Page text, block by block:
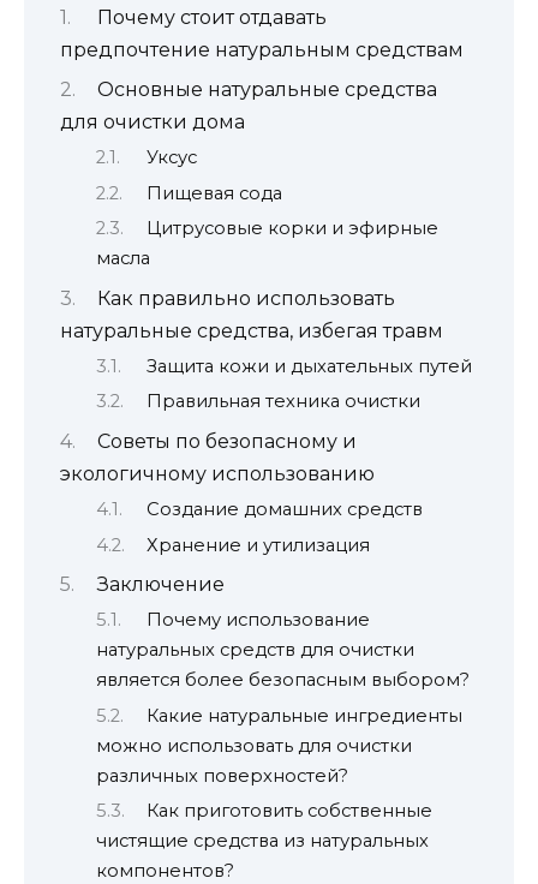
Почему стоит отдавать
предпочтение натуральным средствам
Основные натуральные средства
для очистки дома
Уксус
Пищевая сода
Цитрусовые корки и эфирные
масла
Как правильно использовать
натуральные средства, избегая травм
Защита кожи и дыхательных путей
Правильная техника очистки
Советы по безопасному и
экологичному использованию
Создание домашних средств
Хранение и утилизация
Заключение
Почему использование
натуральных средств для очистки
является более безопасным выбором?
Какие натуральные ингредиенты
можно использовать для очистки
различных поверхностей?
Как приготовить собственные
чистящие средства из натуральных
компонентов?